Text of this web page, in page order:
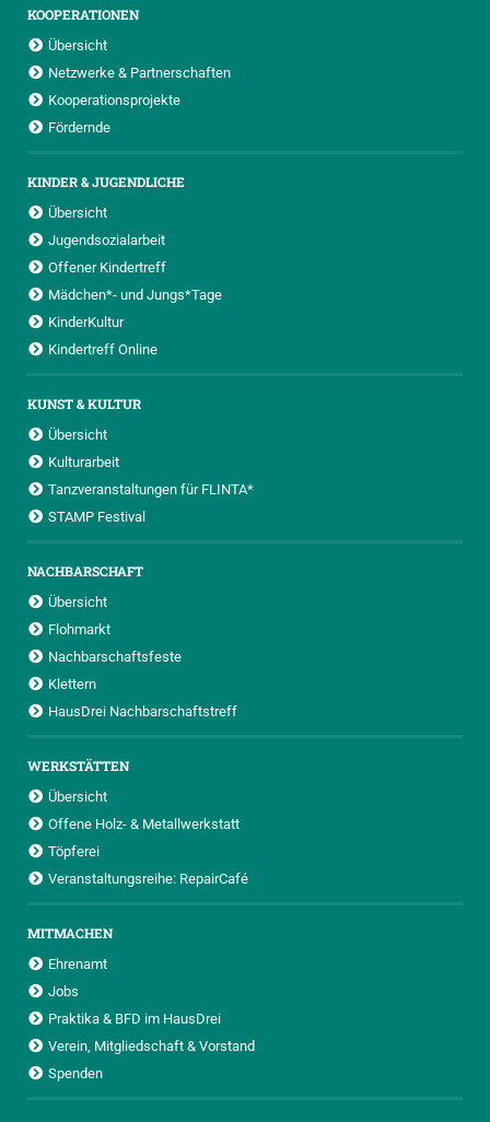
KOOPERATIONEN
Übersicht
Netzwerke & Partnerschaften
Kooperationsprojekte
Fördernde
KINDER & JUGENDLICHE
Übersicht
Jugendsozialarbeit
Offener Kindertreff
Mädchen*- und Jungs*Tage
KinderKultur
Kindertreff Online
KUNST & KULTUR
Übersicht
Kulturarbeit
Tanzveranstaltungen für FLINTA*
STAMP Festival
NACHBARSCHAFT
Übersicht
Flohmarkt
Nachbarschaftsfeste
Klettern
HausDrei Nachbarschaftstreff
WERKSTÄTTEN
Übersicht
Offene Holz- & Metallwerkstatt
Töpferei
Veranstaltungsreihe: RepairCafé
MITMACHEN
Ehrenamt
Jobs
Praktika & BFD im HausDrei
Verein, Mitgliedschaft & Vorstand
Spenden